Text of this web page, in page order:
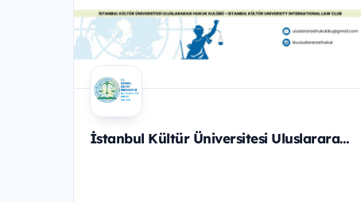
İstanbul Kültür Üniversitesi Uluslararası Hukuk Kulübü